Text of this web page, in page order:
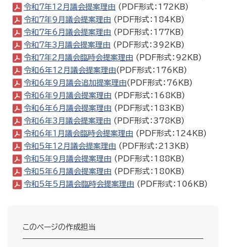
令和7年12月議会提案理由 (PDF形式：172KB)
令和7年9月議会提案理由 (PDF形式：184KB)
令和7年6月議会提案理由 (PDF形式：177KB)
令和7年3月議会提案理由 (PDF形式：392KB)
令和7年2月議会臨時会提案理由 (PDF形式：92KB)
令和6年12月議会提案理由(PDF形式：176KB)
令和6年9月議会追加提案理由(PDF形式：76KB)
令和6年9月議会提案理由 (PDF形式：168KB)
令和6年6月議会提案理由 (PDF形式：183KB)
令和6年3月議会提案理由 (PDF形式：378KB)
令和6年1月議会臨時会提案理由 (PDF形式：124KB)
令和5年12月議会提案理由 (PDF形式：213KB)
令和5年9月議会提案理由 (PDF形式：188KB)
令和5年6月議会提案理由 (PDF形式：180KB)
令和5年5月議会臨時会提案理由 (PDF形式：106KB)
このページの作成担当